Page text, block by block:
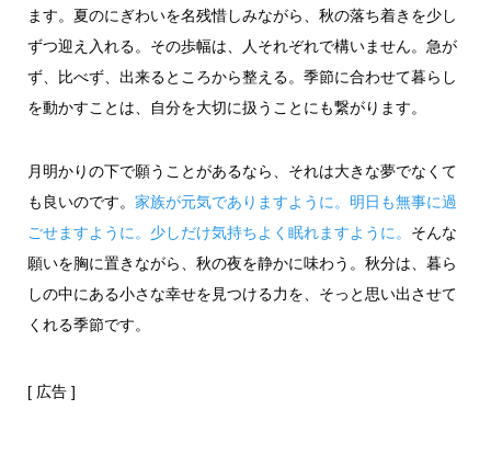
ます。夏のにぎわいを名残惜しみながら、秋の落ち着きを少し
ずつ迎え入れる。その歩幅は、人それぞれで構いません。急が
ず、比べず、出来るところから整える。季節に合わせて暮らし
を動かすことは、自分を大切に扱うことにも繋がります。
月明かりの下で願うことがあるなら、それは大きな夢でなくて
も良いのです。 家族が元気でありますように。明日も無事に過
ごせますように。少しだけ気持ちよく眠れますように。 そんな
願いを胸に置きながら、秋の夜を静かに味わう。秋分は、暮ら
しの中にある小さな幸せを見つける力を、そっと思い出させて
くれる季節です。
[ 広告 ]